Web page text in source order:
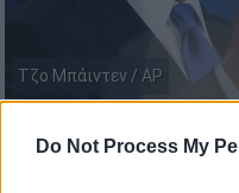
Do Not Process My
Τζο Μπάιντεν / ΑP
Προσθέστε